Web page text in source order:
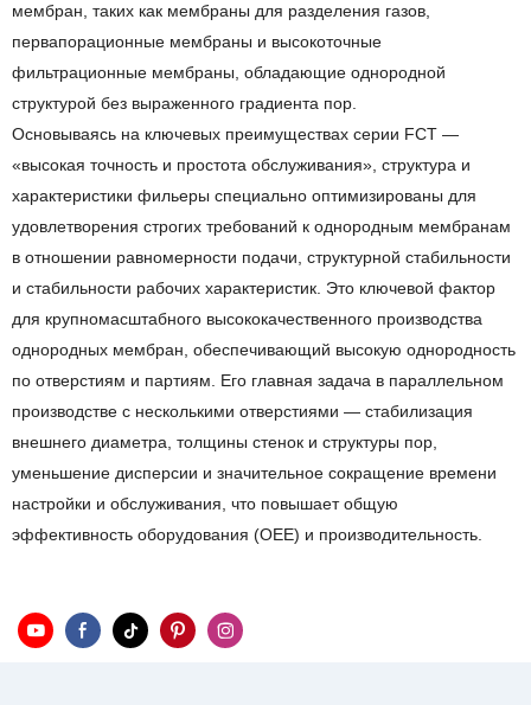
мембран, таких как мембраны для разделения газов,
первапорационные мембраны и высокоточные
фильтрационные мембраны, обладающие однородной
структурой без выраженного градиента пор.
Основываясь на ключевых преимуществах серии FCT —
«высокая точность и простота обслуживания», структура и
характеристики фильеры специально оптимизированы для
удовлетворения строгих требований к однородным мембранам
в отношении равномерности подачи, структурной стабильности
и стабильности рабочих характеристик. Это ключевой фактор
для крупномасштабного высококачественного производства
однородных мембран, обеспечивающий высокую однородность
по отверстиям и партиям. Его главная задача в параллельном
производстве с несколькими отверстиями — стабилизация
внешнего диаметра, толщины стенок и структуры пор,
уменьшение дисперсии и значительное сокращение времени
настройки и обслуживания, что повышает общую
эффективность оборудования (OEE) и производительность.